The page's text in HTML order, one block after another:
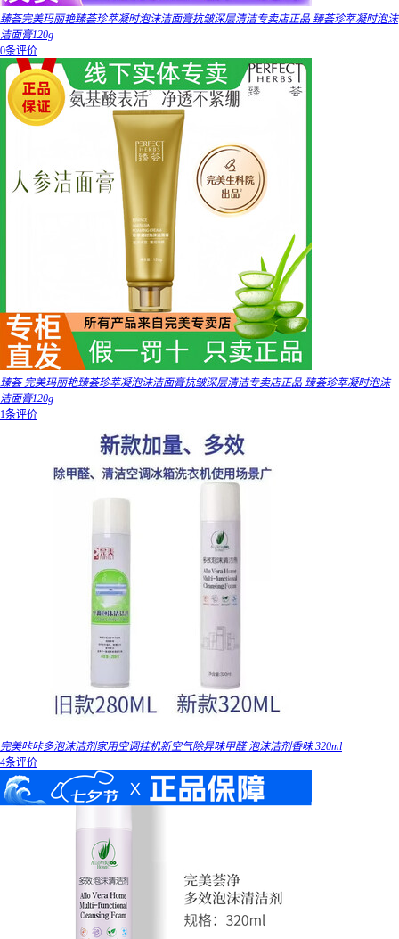
臻荟完美玛丽艳臻荟珍萃凝时泡沫洁面膏抗皱深层清洁专卖店正品 臻荟珍萃凝时泡沫
洁面膏120g
0条评价
臻荟 完美玛丽艳臻荟珍萃凝泡沫洁面膏抗皱深层清洁专卖店正品 臻荟珍萃凝时泡沫
洁面膏120g
1条评价
完美咔咔多泡沫洁剂家用空调挂机新空气除异味甲醛 泡沫洁剂香味 320ml
4条评价